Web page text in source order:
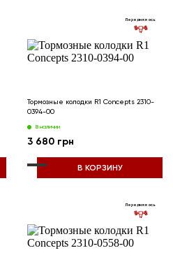
Передняя ось
Тормозные колодки R1 Concepts 2310-
0394-00
В наличии
3 680 грн
В КОРЗИНУ
Передняя ось